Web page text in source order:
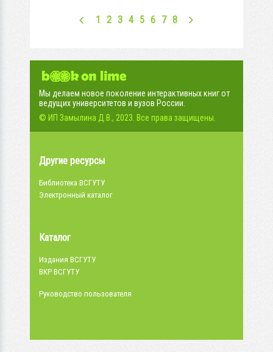
1 2 3 4 5 6 7 8
Мы делаем новое поколение интерактивных книг от
ведущих университетов и вузов России.
© ИП Замылина Д.В., 2023. Все права защищены.
Другие ресурсы
Библиотека ВСГУТУ
Электронный каталог
Каталог
Издания ВСГУТУ
ВКР ВСГУТУ
Руководство пользователя